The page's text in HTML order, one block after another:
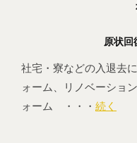
原状回
社宅・寮などの入退去
ォーム、リノベーショ
ォーム ・・・ 続く